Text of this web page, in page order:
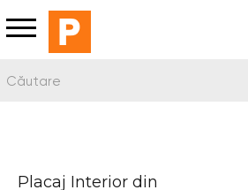
Placaj Interior din